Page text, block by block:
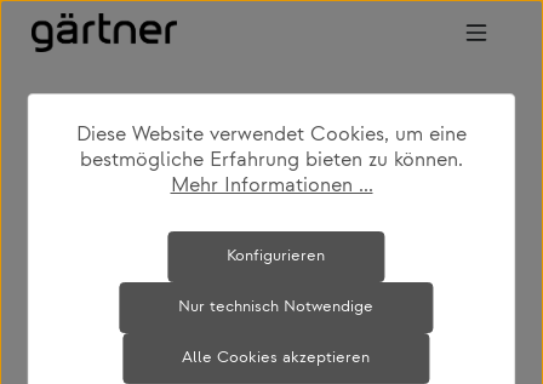
Zum Hauptinhalt springen
shop produkte wohnen garderoben
Bildergalerie überspringen
Diese Website verwendet Cookies, um eine
bestmögliche Erfahrung bieten zu können.
Mehr Informationen ...
Nur technisch Notwendige
Konfigurieren
Alle Cookies akzeptieren